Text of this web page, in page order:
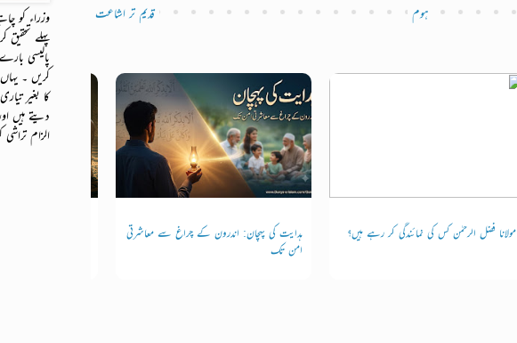
قدیم تر اشاعت ہوم
مولانا فضل الرحمٰن کس کی نمائندگی کر رہے ہیں؟
ہدایت کی پہچان: اندرون کے چراغ سے معاشرتی
امن تک
وزراء کو
پہلے تحقیق
پالیسی
کریں ۔
کا بغیر
دیتے ہیں
الزام